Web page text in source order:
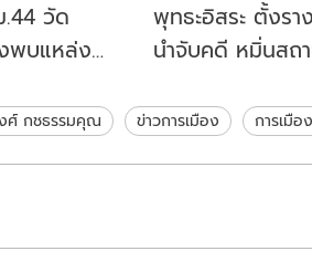
.44 วัด
พบแหล่ง
พุทธะอิสระ ตั้งร
นำจับคดี หมิ่นสถ
กชธรรมคุณ ข่าวการเมือง การเมือง